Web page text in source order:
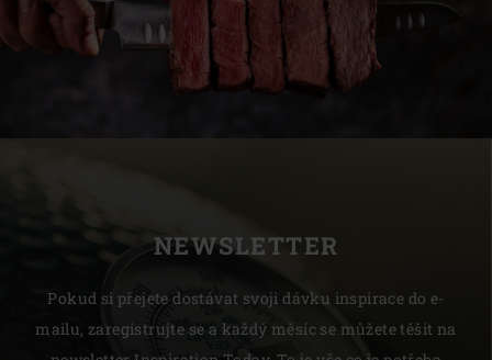
NEWSLETTER
Pokud si přejete dostávat svoji dávku inspirace do e-
mailu, zaregistrujte se a každý měsíc se můžete těšit na